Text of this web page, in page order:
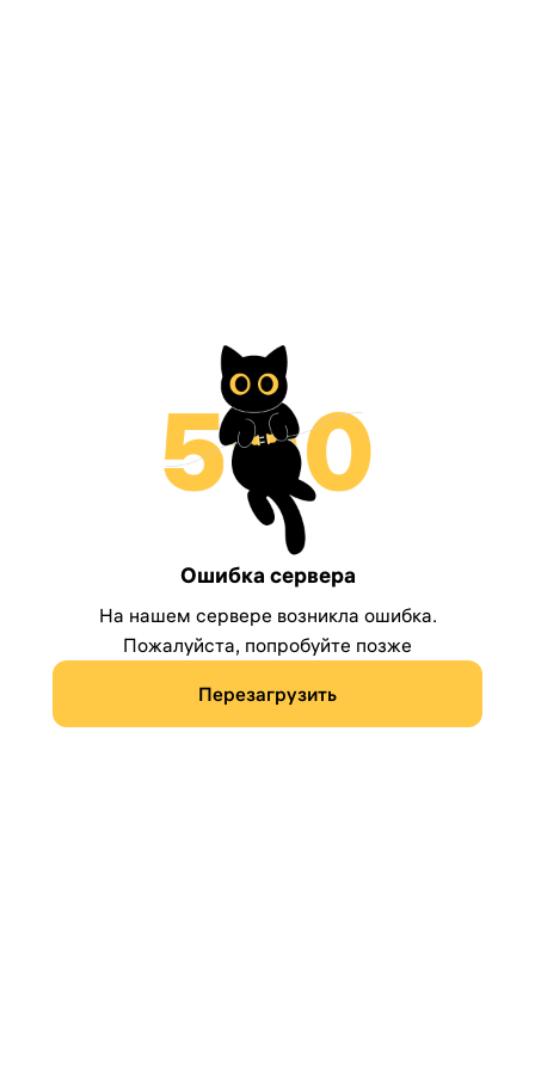
Ошибка сервера
На нашем сервере возникла ошибка.
Пожалуйста, попробуйте позже
Перезагрузить